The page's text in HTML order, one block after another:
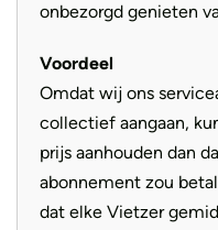
onbezorgd genieten
Voordeel
Omdat wij ons
collectief aangaan,
prijs aanhouden dan
abonnement zou
dat elke Vietzer